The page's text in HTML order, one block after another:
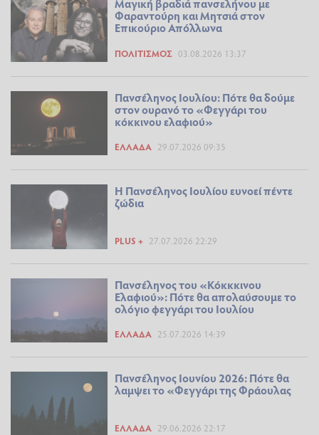
Μαγική βραδιά πανσελήνου με
Φαραντούρη και Μητσιά στον
Επικούριο Απόλλωνα
ΠΟΛΙΤΙΣΜΌΣ 03.08.2026 13:37
Πανσέληνος Ιουλίου: Πότε θα δούμε
στον ουρανό το «Φεγγάρι του
κόκκινου ελαφιού»
ΕΛΛΆΔΑ 29.07.2026 09:35
Η Πανσέληνος Ιουλίου ευνοεί πέντε
ζώδια
PLUS + 27.07.2026 22:29
Πανσέληνος του «Κόκκκινου
Ελαφιού»: Πότε θα απολαύσουμε το
ολόγιο φεγγάρι του Ιουλίου
ΕΛΛΆΔΑ 25.07.2026 14:39
Πανσέληνος Ιουνίου 2026: Πότε θα
λαμψει το «Φεγγάρι της Φράουλας
ΕΛΛΆΔΑ 29.06.2026 22:17